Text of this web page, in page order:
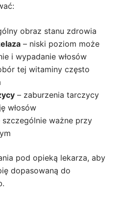
obraz stanu zdrowia
– niski poziom może
i wypadanie włosów
tej witaminy często
– zaburzenia tarczycy
włosów
szczególnie ważne przy
pod opieką lekarza, aby
dopasowaną do